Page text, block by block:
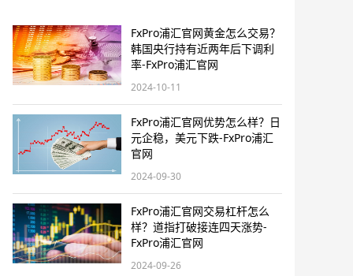
FxPro浦汇官网黄金怎么交易？
韩国央行持有近两年后下调利
率-FxPro浦汇官网
2024-10-11
FxPro浦汇官网优势怎么样？日
元企稳，美元下跌-FxPro浦汇
官网
2024-09-30
FxPro浦汇官网交易杠杆怎么
样？道指打破接连四天涨势-
FxPro浦汇官网
2024-09-26